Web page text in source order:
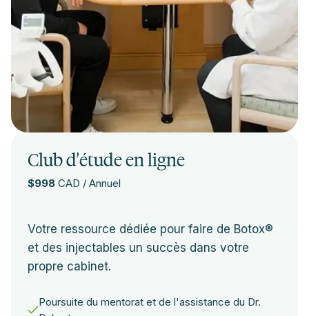
Club d'étude en ligne
$998 CAD / Annuel
Votre ressource dédiée pour faire de Botox®
et des injectables un succès dans votre
propre cabinet.
Poursuite du mentorat et de l'assistance du Dr.